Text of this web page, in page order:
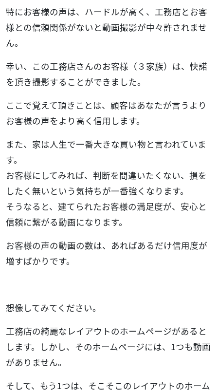
特にお客様の声は、ハードルが高く、工務店とお客
様との信頼関係がないと動画撮影が中々許されませ
ん。
幸い、この工務店さんのお客様（３家族）は、快諾
を頂き撮影することができました。
ここで覚えて頂きことは、顧客はあなたが言うより
お客様の声をより高く信用します。
また、家は人生で一番大きな買い物と言われていま
す。
お客様にしてみれば、判断を間違いたくない、損を
したく無いという気持ちが一番強くなります。
そうなると、建てられたお客様の満足度が、安心と
信頼に繋がる動画になります。
お客様の声の動画の数は、あればあるだけ信用度が
増すばかりです。
想像してみてください。
工務店の綺麗なレイアウトのホームページがあると
します。しかし、そのホームページには、1つも動画
がありません。
そして、もう1つは、そこそこのレイアウトのホーム